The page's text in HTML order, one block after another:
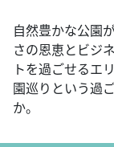
自然豊かな公園
さの恩恵とビジ
トを過ごせるエ
園巡りという過
か。